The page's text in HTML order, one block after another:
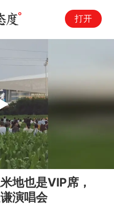
打开
Play
地也是VIP席，
演唱会